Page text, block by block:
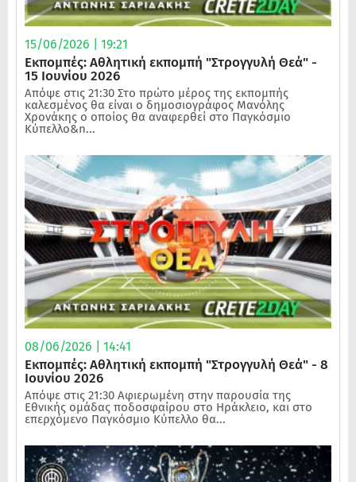
15/06/2026 | 19:21
Εκπομπές: Αθλητική εκπομπή "Στρογγυλή Θεά" -
15 Ιουνίου 2026
Απόψε στις 21:30 Στο πρώτο μέρος της εκπομπής
καλεσμένος θα είναι ο δημοσιογράφος Μανόλης
Χρονάκης ο οποίος θα αναφερθεί στο Παγκόσμιο
Κύπελλο&n...
08/06/2026 | 14:41
Εκπομπές: Αθλητική εκπομπή "Στρογγυλή Θεά" - 8
Ιουνίου 2026
Απόψε στις 21:30 Αφιερωμένη στην παρουσία της
Εθνικής ομάδας ποδοσφαίρου στο Ηράκλειο, και στο
επερχόμενο Παγκόσμιο Κύπελλο θα...